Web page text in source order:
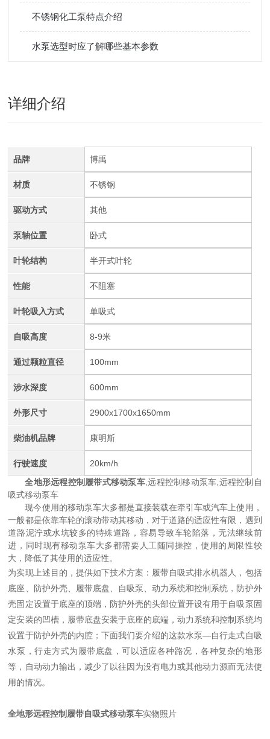
不锈钢化工泵特点介绍
水泵选型时应了解哪些基本参数
详细介绍
品牌 博禹
材质 不锈钢
驱动方式 其他
泵轴位置 卧式
叶轮结构 半开式叶轮
性能 不阻塞
叶轮吸入方式 单吸式
自吸高度 8-9米
通过颗粒直径 100mm
涉水深度 600mm
外形尺寸 2900x1700x1650mm
柴油机品牌 康明斯
行驶速度
20km/h
全地形远程控制履带式移动泵车 ,远程控制移动泵车,远程控制自
吸式移动泵车
现今使用的移动泵车大多都是直接装载在牵引车或汽车上使用，
一般都是依靠车轮的滚动带动其移动，对于道路的适应性有限，遇到
道路泥泞或水坑较多的特殊道路，容易导致车轮陷落，无法继续前
进，同时现有移动泵车大多都需要人工随同操控，使用的局限性较
大，降低了其使用的适应性。
为实现上述目的，提供如下技术方案： 履带自吸式排水机器人 ，包括
底座、防护外壳、履带底盘、自吸泵、动力系统和控制系统，防护外
壳固定设置于底座的顶端，防护外壳的头部位置开设有用于自吸泵固
定安装的凹槽，履带底盘安装于底座的底端，动力系统和控制系统均
设置于防护外壳的内腔； 下面我们要介绍的这款水泵—自行走式自吸
水泵，行走方式为履带底盘，可以适应各种路况，各种复杂的地形
等，自动动力输出，减少了以往因为没有电力或其他动力源而无法使
用的情况。
全地形远程控制履带自吸式移动泵车实物照片